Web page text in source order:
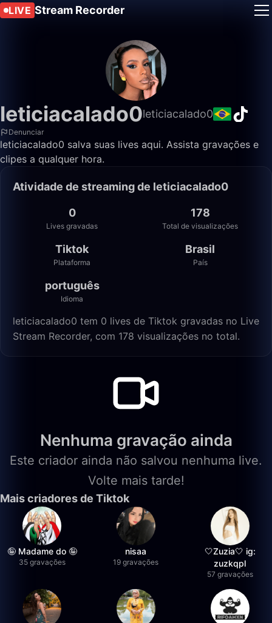
LIVE Stream Recorder
leticiacalado0leticiacalado0
Denunciar
leticiacalado0 salva suas lives aqui. Assista gravações e
clipes a qualquer hora.
Atividade de streaming de leticiacalado0
0
Lives gravadas
178
Total de visualizações
Tiktok
Plataforma
Brasil
País
português
Idioma
leticiacalado0 tem 0 lives de Tiktok gravadas no Live
Stream Recorder, com 178 visualizações no total.
Nenhuma gravação ainda
Este criador ainda não salvou nenhuma live.
Volte mais tarde!
Mais criadores de Tiktok
🤪 Madame do 🤪
35 gravações
nisaa
19 gravações
🤍Zuzia🤍 ig:
zuzkqpl
57 gravações